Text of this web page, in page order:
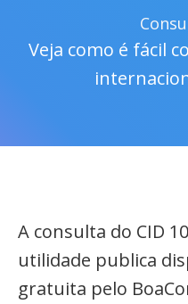
Veja como é fácil
A consulta do CID
utilidade publica
gratuita pelo